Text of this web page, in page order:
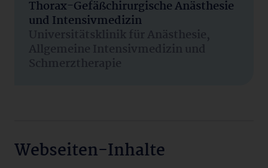
Thorax-Gefäßchirurgische Anästhesie
und Intensivmedizin
Universitätsklinik für Anästhesie,
Allgemeine Intensivmedizin und
Schmerztherapie
Webseiten-Inhalte